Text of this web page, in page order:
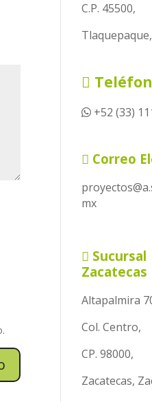
C.P. 45500,
Tlaquepaque,
+52 (33)
Correo
mx
Sucursal
Zacatecas
Altapalmira
Col. Centro,
CP. 98000,
Zacatecas,